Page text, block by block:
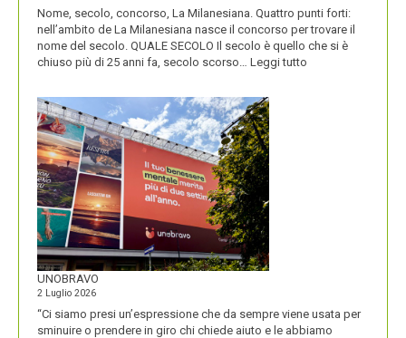
Nome, secolo, concorso, La Milanesiana. Quattro punti forti:
nell’ambito de La Milanesiana nasce il concorso per trovare il
nome del secolo. QUALE SECOLO Il secolo è quello che si è
chiuso più di 25 anni fa, secolo scorso… Leggi tutto
UNOBRAVO
2 Luglio 2026
“Ci siamo presi un’espressione che da sempre viene usata per
sminuire o prendere in giro chi chiede aiuto e le abbiamo